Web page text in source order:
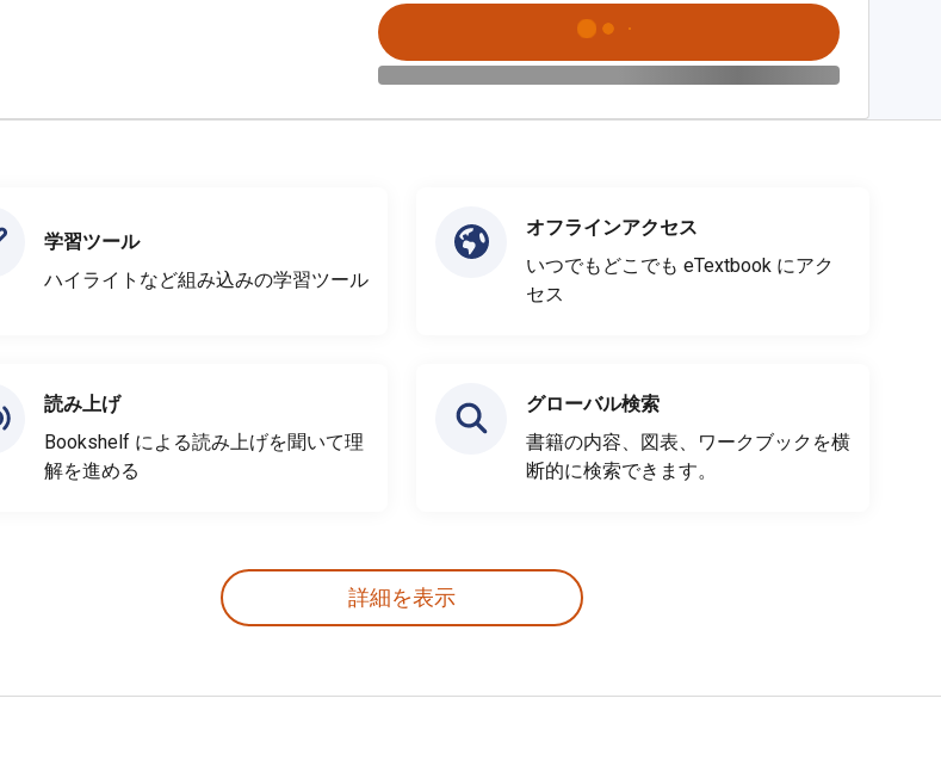
学習ツール
ハイライトなど組み込みの学習ツール
読み上げ
Bookshelf による読み上げを聞いて理
解を進める
オフラインアクセス
いつでもどこでも eTextbook にアク
セス
グローバル検索
書籍の内容、図表、ワークブックを横
断的に検索できます。
詳細を表示